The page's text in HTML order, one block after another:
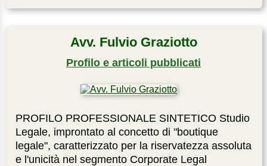
Avv. Fulvio Graziotto
Profilo e articoli pubblicati
PROFILO PROFESSIONALE SINTETICO Studio
Legale, improntato al concetto di "boutique
legale", caratterizzato per la riservatezza assoluta
e l'unicità nel segmento Corporate Legal